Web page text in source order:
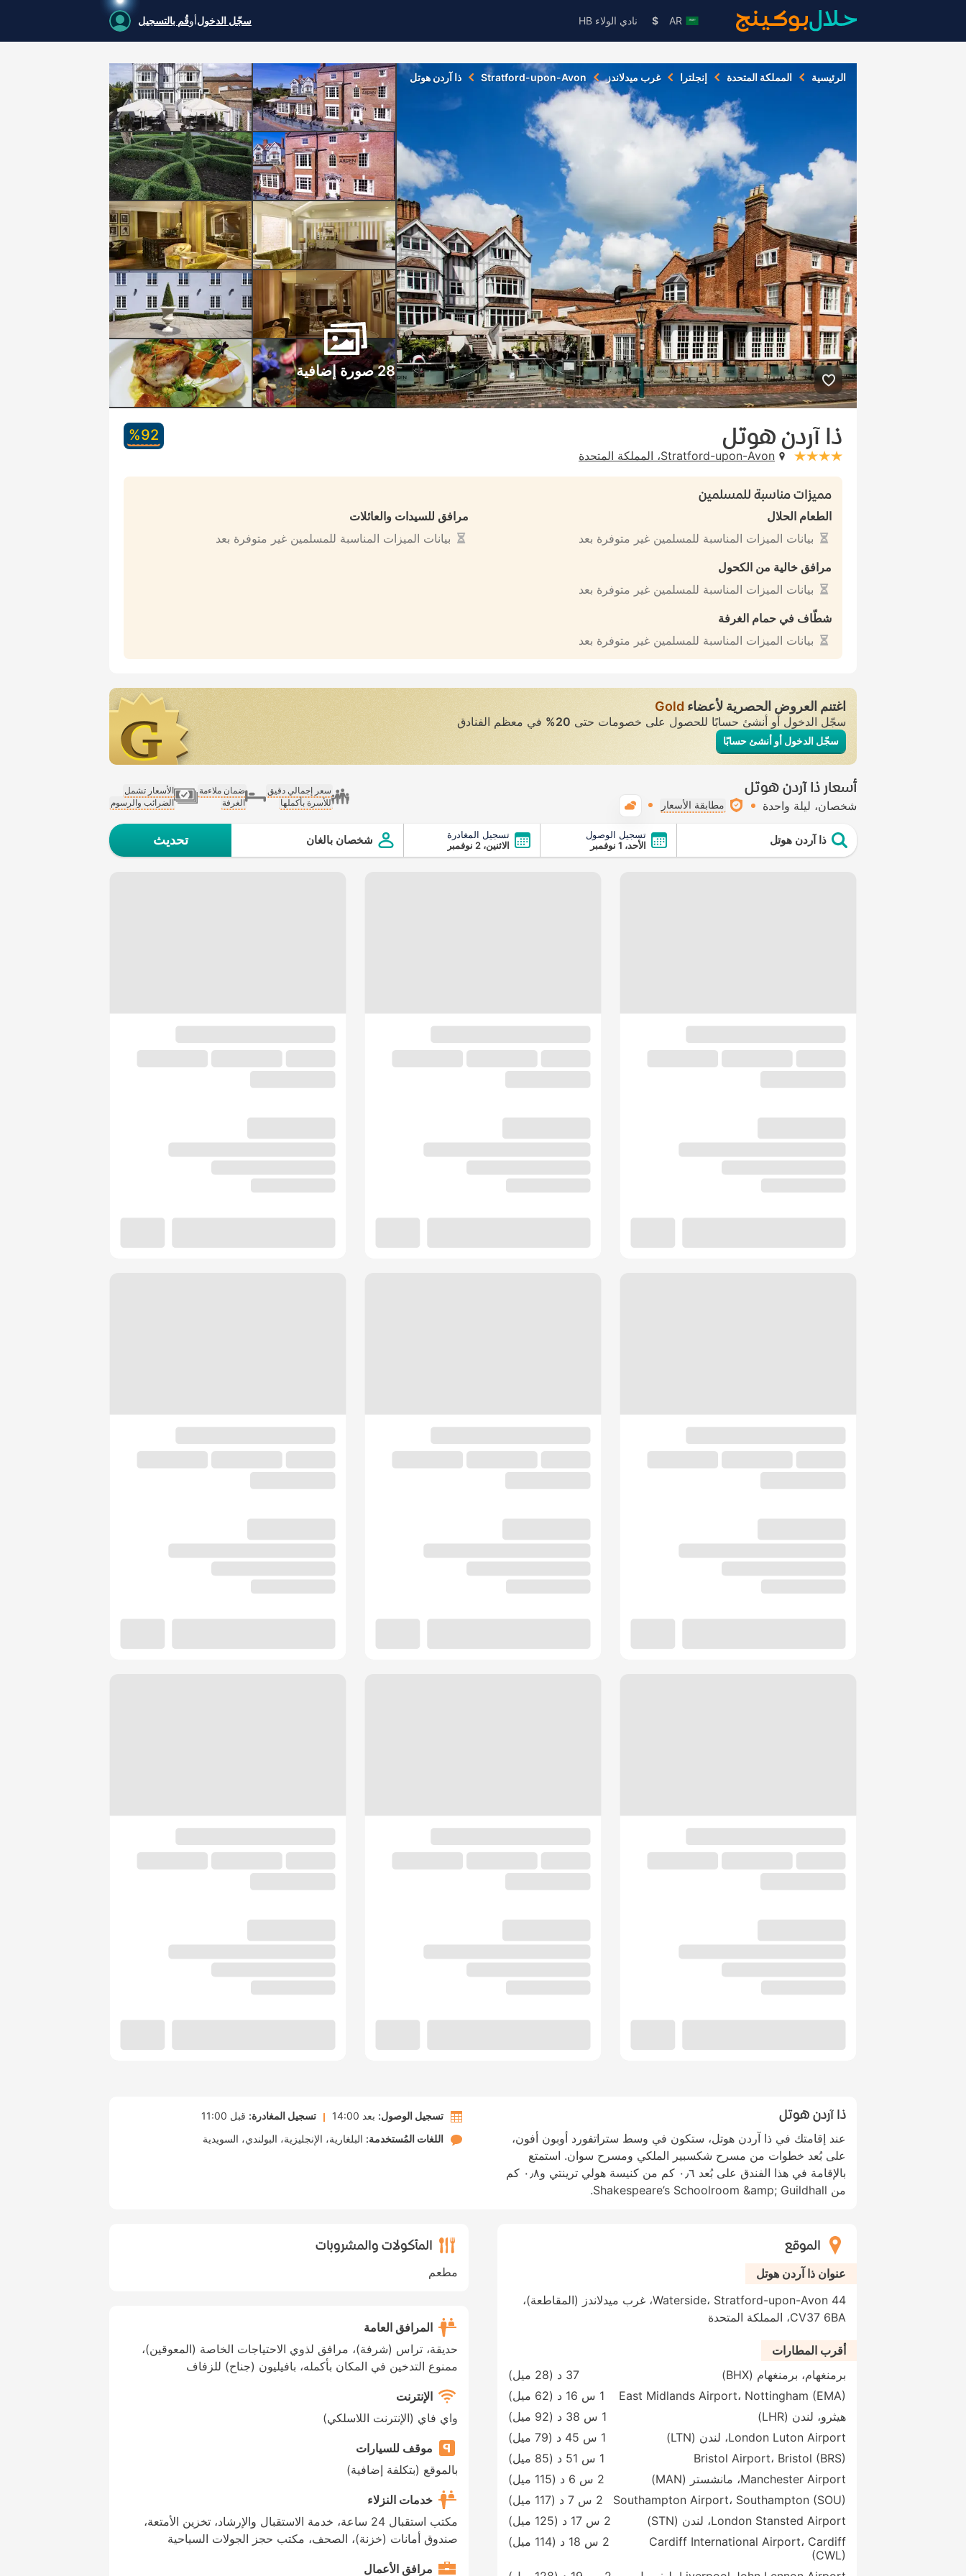
AR
$ نادي الولاء HB سجّل الدخولأوقُم بالتسجيل
الرئيسية المملكة المتحدة إنجلترا غرب ميدلاندز Stratford-upon-Avon ذا آردن هوتل
28 صورة إضافية
ذا آردن هوتل
stars: 4
Stratford-upon-Avon، المملكة المتحدة
92‏%
مميزات مناسبة للمسلمين
الطعام الحلال
بيانات الميزات المناسبة للمسلمين غير متوفرة بعد
مرافق خالية من الكحول
بيانات الميزات المناسبة للمسلمين غير متوفرة بعد
شطّاف في حمام الغرفة
بيانات الميزات المناسبة للمسلمين غير متوفرة بعد
مرافق للسيدات والعائلات
بيانات الميزات المناسبة للمسلمين غير متوفرة بعد
اغتنم العروض الحصرية لأعضاء Gold
سجّل الدخول أو أنشئ حسابًا للحصول على خصومات حتى 20% في معظم الفنادق
سجّل الدخول أو أنشئ حسابًا
أسعار ذا آردن هوتل
شخصان ليلة واحدة مطابقة الأسعار
سعر إجمالي دقيق
للأسرة بأكملها
ضمان ملاءمة
الغرفة
الأسعار تشمل
الضرائب والرسوم
ذا آردن هوتل
تسجيل الوصول
الأحد، 1 نوفمبر
تسجيل المغادرة
الاثنين، 2 نوفمبر
شخصان بالغان تحديث
ذا آردن هوتل
عند إقامتك في ذا آردن هوتل، ستكون في وسط ستراتفورد أوبون أفون،
على بُعد خطوات من مسرح شكسبير الملكي ومسرح سوان. استمتع
بالإقامة في هذا الفندق على بُعد ٠٫٦ كم من كنيسة هولي ترينتي و٠٫٨ كم
من Shakespeare’s Schoolroom &amp; Guildhall.
تسجيل الوصول: بعد 14:00 تسجيل المغادرة: قبل 11:00
اللغات المُستخدمة: البلغارية الإنجليزية البولندي السويدية
الموقع
عنوان ذا آردن هوتل
44 Waterside، Stratford-upon-Avon، غرب ميدلاندز (المقاطعة)،
CV37 6BA، المملكة المتحدة
أقرب المطارات
برمنغهام، برمنغهام (BHX)
37 د ( 28 ميل
)
East Midlands Airport، Nottingham (EMA)
1 س 16 د ( 62 ميل
)
هيثرو، لندن (LHR)
1 س 38 د ( 92 ميل
)
London Luton Airport، لندن (LTN)
1 س 45 د ( 79 ميل
)
Bristol Airport، Bristol (BRS)
1 س 51 د ( 85 ميل
)
Manchester Airport، مانشستر (MAN)
2 س 6 د ( 115 ميل
)
Southampton Airport، Southampton (SOU)
2 س 7 د ( 117 ميل
)
London Stansted Airport، لندن (STN)
2 س 17 د ( 125 ميل
)
Cardiff International Airport، Cardiff
(CWL)
2 س 18 د ( 114 ميل )
المأكولات والمشروبات
مطعم
المرافق العامة
حديقة، تراس (شرفة)، مرافق لذوي الاحتياجات الخاصة (المعوقين)،
ممنوع التدخين في المكان بأكمله، بافيليون (جناح) للزفاف
الإنترنت
واي فاي (الإنترنت اللاسلكي)
موقف للسيارات
بالموقع (بتكلفة إضافية)
خدمات النزلاء
مكتب استقبال 24 ساعة، خدمة الاستقبال والإرشاد، تخزين الأمتعة،
صندوق أمانات (خزنة)، الصحف، مكتب حجز الجولات السياحية
مرافق الأعمال